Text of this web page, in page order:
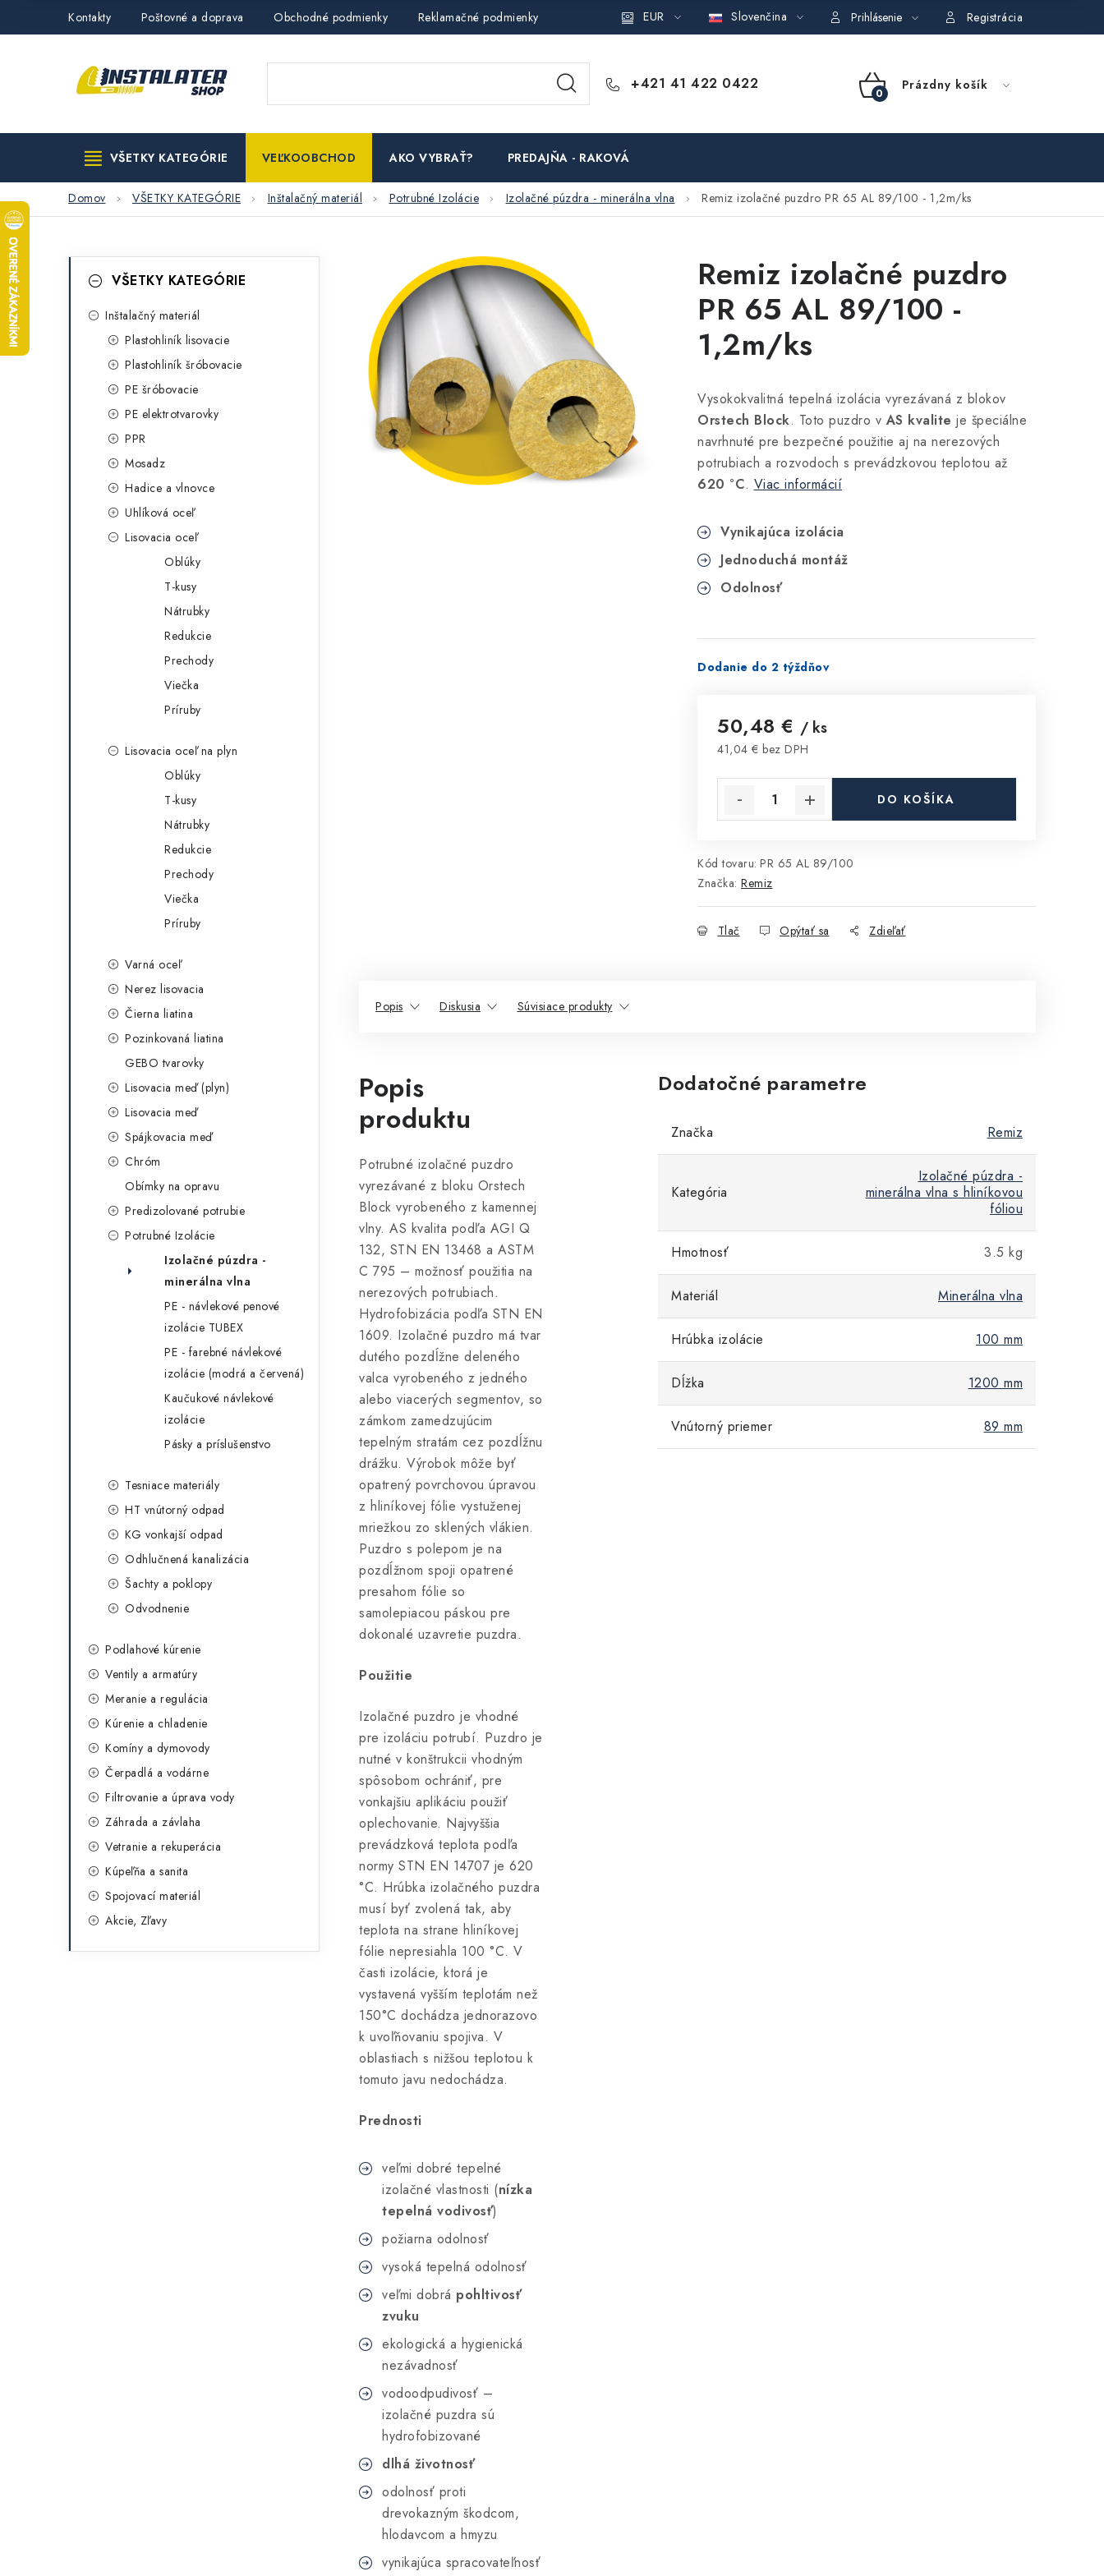
Kontakty Poštovné a doprava Obchodné podmienky Reklamačné podmienky Podmienky ochrany osobných údajov Obchodné podmienky požičovne náradia
EUR Slovenčina Prihlásenie Registrácia
+421 41 422 0422
NÁKUPNÝ
Prázdny košík
VŠETKY KATEGÓRIE VEĽKOOBCHOD AKO VYBRAŤ? PREDAJŇA - RAKOVÁ
Domov VŠETKY KATEGÓRIE Inštalačný materiál Potrubné Izolácie Izolačné púzdra - minerálna vlna Remiz izolačné puzdro PR 65 AL 89/100 - 1,2m/ks
kategórieVŠETKY KATEGÓRIE
Inštalačný materiál
Plastohliník lisovacie
Plastohliník šróbovacie
PE šróbovacie
PE elektrotvarovky
PPR
Mosadz
Hadice a vlnovce
Uhlíková oceľ
Lisovacia oceľ
Oblúky
T-kusy
Nátrubky
Redukcie
Prechody
Viečka
Príruby
Lisovacia oceľ na plyn
Oblúky
T-kusy
Nátrubky
Redukcie
Prechody
Viečka
Príruby
Varná oceľ
Nerez lisovacia
Čierna liatina
Pozinkovaná liatina
GEBO tvarovky
Lisovacia meď (plyn)
Lisovacia meď
Spájkovacia meď
Chróm
Obímky na opravu
Predizolované potrubie
Potrubné Izolácie
Izolačné púzdra -
minerálna vlna
PE - návlekové penové
izolácie TUBEX
PE - farebné návlekové
izolácie (modrá a červená)
Kaučukové návlekové
izolácie
Pásky a príslušenstvo
Tesniace materiály
HT vnútorný odpad
KG vonkajší odpad
Odhlučnená kanalizácia
Šachty a poklopy
Odvodnenie
Podlahové kúrenie
Ventily a armatúry
Meranie a regulácia
Kúrenie a chladenie
Komíny a dymovody
Čerpadlá a vodárne
Filtrovanie a úprava vody
Záhrada a závlaha
Vetranie a rekuperácia
Kúpeľňa a sanita
Spojovací materiál
Akcie, Zľavy
Remiz izolačné puzdro
PR 65 AL 89/100 -
1,2m/ks
Vysokokvalitná tepelná izolácia vyrezávaná z blokov
Orstech Block. Toto puzdro v AS kvalite je špeciálne
navrhnuté pre bezpečné použitie aj na nerezových
potrubiach a rozvodoch s prevádzkovou teplotou až
620 °C. Viac informácií
Vynikajúca izolácia
Jednoduchá montáž
Odolnosť
Dodanie do 2 týždňov
50,48 € / ks
41,04 € bez DPH
DO KOŠÍKA
Kód tovaru: PR 65 AL 89/100
Značka: Remiz
Tlač Opýtať sa Zdieľať
Popis Diskusia Súvisiace produkty
Popis
produktu
Potrubné izolačné puzdro
vyrezávané z bloku Orstech
Block vyrobeného z kamennej
vlny. AS kvalita podľa AGI Q
132, STN EN 13468 a ASTM
C 795 – možnosť použitia na
nerezových potrubiach.
Hydrofobizácia podľa STN EN
1609. Izolačné puzdro má tvar
dutého pozdĺžne deleného
valca vyrobeného z jedného
alebo viacerých segmentov, so
zámkom zamedzujúcim
tepelným stratám cez pozdĺžnu
drážku. Výrobok môže byť
opatrený povrchovou úpravou
z hliníkovej fólie vystuženej
mriežkou zo sklených vlákien.
Puzdro s polepom je na
pozdĺžnom spoji opatrené
presahom fólie so
samolepiacou páskou pre
dokonalé uzavretie puzdra.
Použitie
Izolačné puzdro je vhodné
pre izoláciu potrubí. Puzdro je
nutné v konštrukcii vhodným
spôsobom ochrániť, pre
vonkajšiu aplikáciu použiť
oplechovanie. Najvyššia
prevádzková teplota podľa
normy STN EN 14707 je 620
°C. Hrúbka izolačného puzdra
musí byť zvolená tak, aby
teplota na strane hliníkovej
fólie nepresiahla 100 °C. V
časti izolácie, ktorá je
vystavená vyšším teplotám než
150°C dochádza jednorazovo
k uvoľňovaniu spojiva. V
oblastiach s nižšou teplotou k
tomuto javu nedochádza.
Prednosti
veľmi dobré tepelné
izolačné vlastnosti (nízka
tepelná vodivosť)
požiarna odolnosť
vysoká tepelná odolnosť
veľmi dobrá pohltivosť
zvuku
ekologická a hygienická
nezávadnosť
vodoodpudivosť –
izolačné puzdra sú
hydrofobizované
dlhá životnosť
odolnosť proti
drevokazným škodcom,
hlodavcom a hmyzu
vynikajúca spracovateľnosť
Dodatočné parametre
Značka Remiz
Kategória
Izolačné púzdra -
minerálna vlna s hliníkovou
fóliou
Hmotnosť 3.5 kg
Materiál Minerálna vlna
Hrúbka izolácie 100 mm
Dĺžka 1200 mm
Vnútorný priemer 89 mm